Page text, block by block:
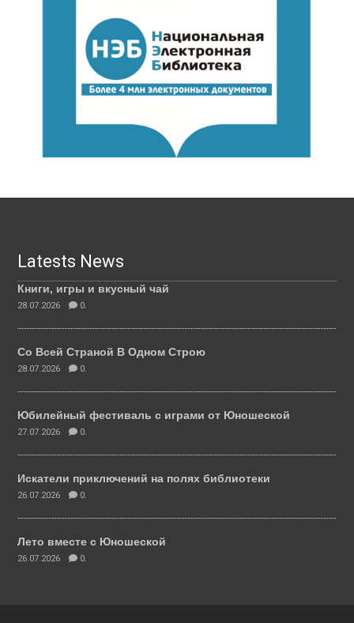
Latests News
Книги, игры и вкусный чай
28.07.2026 0.
Со Всей Страной В Одном Строю
28.07.2026 0.
Юбилейный фестиваль с играми от Юношеской
27.07.2026 0.
Искатели приключений на полях библиотеки
26.07.2026 0.
Лето вместе с Юношеской
26.07.2026 0.